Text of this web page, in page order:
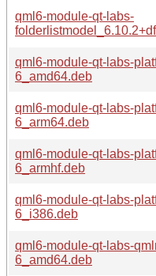
qml6-module-qt-labs-
qml6-module-qt-labs-
6_amd64.deb
qml6-module-qt-labs-
6_arm64.deb
qml6-module-qt-labs-
6_armhf.deb
qml6-module-qt-labs-
6_i386.deb
qml6-module-qt-labs-
6_amd64.deb